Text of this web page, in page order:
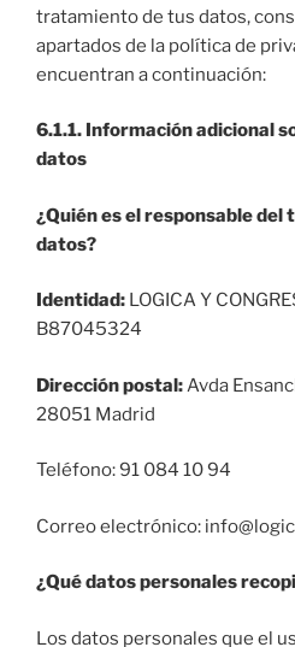
tratamiento de tus datos,
apartados de la política de
encuentran a continuación:
6.1.1. Información adicional
datos
¿Quién es el responsable
datos?
Identidad: LOGICA Y
B87045324
Dirección postal: Avda
28051 Madrid
Teléfono: 91 084 10 94
Correo electrónico:
¿Qué datos personales
Los datos personales que el